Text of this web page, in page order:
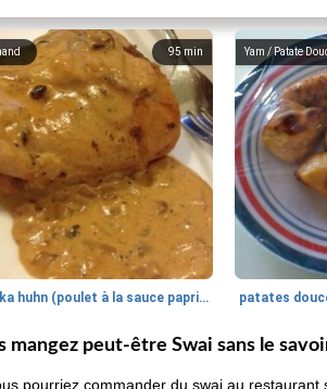
95min
paprika huhn (poulet à la sauce paprika).
Yam / Patate
mangez peut-être Swai sans le
pourriez commander du swai au restaurant